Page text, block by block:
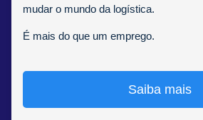
mudar o mundo da logística.
É mais do que um emprego.
Saiba mais